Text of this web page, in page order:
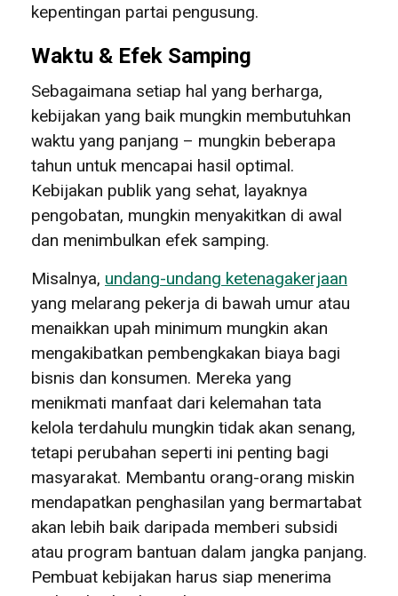
kepentingan partai pengusung.
Waktu & Efek Samping
Sebagaimana setiap hal yang berharga,
kebijakan yang baik mungkin membutuhkan
waktu yang panjang – mungkin beberapa
tahun untuk mencapai hasil optimal.
Kebijakan publik yang sehat, layaknya
pengobatan, mungkin menyakitkan di awal
dan menimbulkan efek samping.
Misalnya, undang-undang ketenagakerjaan
yang melarang pekerja di bawah umur atau
menaikkan upah minimum mungkin akan
mengakibatkan pembengkakan biaya bagi
bisnis dan konsumen. Mereka yang
menikmati manfaat dari kelemahan tata
kelola terdahulu mungkin tidak akan senang,
tetapi perubahan seperti ini penting bagi
masyarakat. Membantu orang-orang miskin
mendapatkan penghasilan yang bermartabat
akan lebih baik daripada memberi subsidi
atau program bantuan dalam jangka panjang.
Pembuat kebijakan harus siap menerima